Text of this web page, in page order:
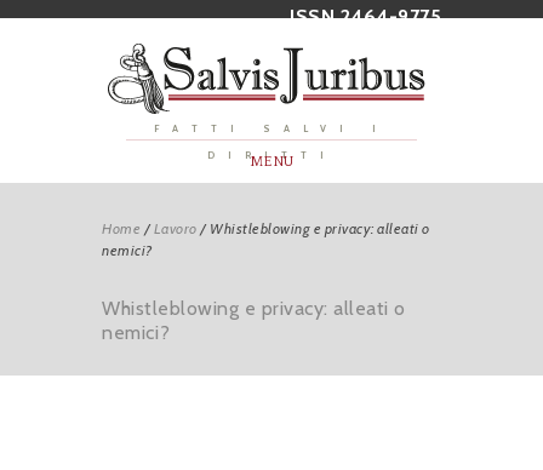
ISSN 2464-9775
FATTI SALVI I
DIRITTI
MENU
Home /Lavoro / Whistleblowing e privacy: alleati o
nemici?
Whistleblowing e privacy: alleati o
nemici?